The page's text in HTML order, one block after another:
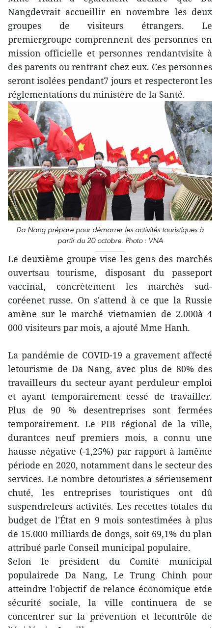
Nangdevrait accueillir en novembre les deux
groupes de visiteurs étrangers. Le
premiergroupe comprennent des personnes en
mission officielle et personnes rendantvisite à
des parents ou rentrant chez eux. Ces personnes
seront isolées pendant7 jours et respecteront les
réglementations du ministère de la Santé.
Da Nang prépare pour démarrer les activités touristiques à
partir du 20 octobre. Photo : VNA
Le deuxième groupe vise les gens des marchés
ouvertsau tourisme, disposant du passeport
vaccinal, concrètement les marchés sud-
coréenet russe. On s'attend à ce que la Russie
amène sur le marché vietnamien de 2.000à 4
000 visiteurs par mois, a ajouté Mme Hanh.
La pandémie de COVID-19 a gravement affecté
letourisme de Da Nang, avec plus de 80% des
travailleurs du secteur ayant perduleur emploi
et ayant temporairement cessé de travailler.
Plus de 90 % desentreprises sont fermées
temporairement. Le PIB régional de la ville,
durantces neuf premiers mois, a connu une
hausse négative (-1,25%) par rapport à lamême
période en 2020, notamment dans le secteur des
services. Le nombre detouristes a sérieusement
chuté, les entreprises touristiques ont dû
suspendreleurs activités. Les recettes totales du
budget de l'État en 9 mois sontestimées à plus
de 15.000 milliards de dongs, soit 69,1% du plan
attribué parle Conseil municipal populaire.
Selon le président du Comité municipal
populairede Da Nang, Le Trung Chinh pour
atteindre l'objectif de relance économique etde
sécurité sociale, la ville continuera de se
concentrer sur la prévention et lecontrôle de